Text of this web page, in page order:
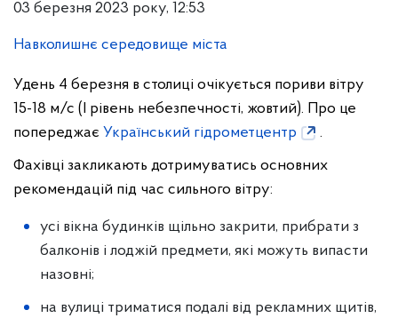
03 березня 2023 року, 12:53
Навколишнє середовище міста
Удень 4 березня в столиці очікується пориви вітру
15-18 м/с (І рівень небезпечності, жовтий). Про це
попереджає Український гідрометцентр
.
Фахівці закликають дотримуватись основних
рекомендацій під час сильного вітру:
усі вікна будинків щільно закрити, прибрати з
балконів і лоджій предмети, які можуть випасти
назовні;
на вулиці триматися подалі від рекламних щитів,